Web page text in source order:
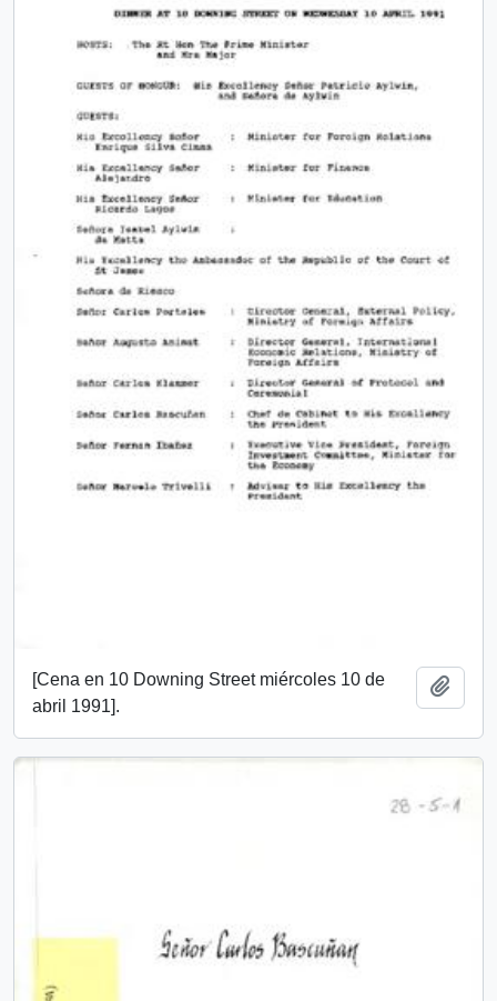
[Cena en 10 Downing Street miércoles 10 de
abril 1991].